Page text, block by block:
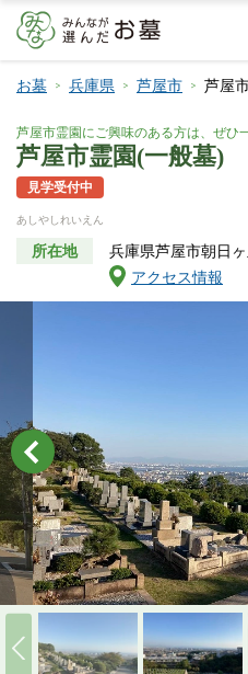
お墓 兵庫県 芦屋市 芦屋
芦屋市霊園にご興味のある方は、ぜひ
芦屋市霊園(一般墓)
見学受付中
あしやしれいえん
所在地
兵庫県芦屋市朝日
アクセス情報